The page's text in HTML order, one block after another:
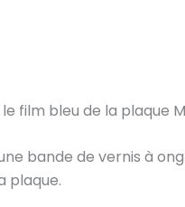
film bleu de la plaque
bande de vernis à
plaque.